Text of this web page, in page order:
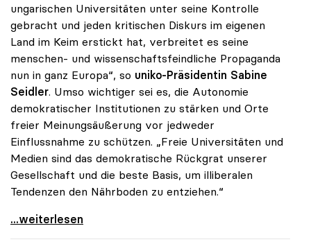
ungarischen Universitäten unter seine Kontrolle
gebracht und jeden kritischen Diskurs im eigenen
Land im Keim erstickt hat, verbreitet es seine
menschen- und wissenschaftsfeindliche Propaganda
nun in ganz Europa“, so uniko-Präsidentin Sabine
Seidler. Umso wichtiger sei es, die Autonomie
demokratischer Institutionen zu stärken und Orte
freier Meinungsäußerung vor jedweder
Einflussnahme zu schützen. „Freie Universitäten und
Medien sind das demokratische Rückgrat unserer
Gesellschaft und die beste Basis, um illiberalen
Tendenzen den Nährboden zu entziehen.“
„Populismus ist eigentliche Gefahr für Europa und
...weiterlesen